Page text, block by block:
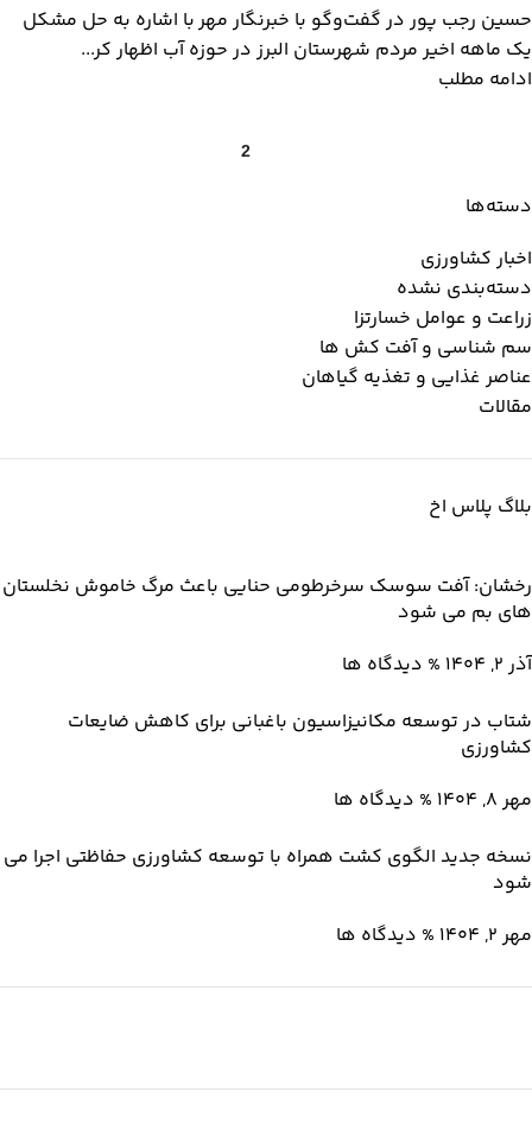
حسین رجب پور در گفت‌وگو با خبرنگار مهر با اشاره به حل مشکل
یک ماهه اخیر مردم شهرستان البرز در حوزه آب اظهار کر...
ادامه مطلب
2
دسته‌ها
اخبار کشاورزی
دسته‌بندی نشده
زراعت و عوامل خسارتزا
سم شناسی و آفت کش ها
عناصر غذایی و تغذیه گیاهان
مقالات
بلاگ پلاس اخ
رخشان: آفت سوسک سرخرطومی حنایی باعث مرگ خاموش نخلستان
های بم می شود
آذر 2, 1404
% دیدگاه ها
شتاب در توسعه مکانیزاسیون باغبانی برای کاهش ضایعات
کشاورزی
مهر 8, 1404
% دیدگاه ها
نسخه جدید الگوی کشت همراه با توسعه کشاورزی حفاظتی اجرا می
شود
مهر 2, 1404
% دیدگاه ها